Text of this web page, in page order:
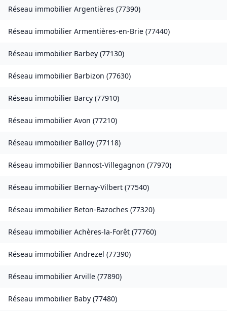
Réseau immobilier Argentières (77390)
Réseau immobilier Armentières-en-Brie (77440)
Réseau immobilier Barbey (77130)
Réseau immobilier Barbizon (77630)
Réseau immobilier Barcy (77910)
Réseau immobilier Avon (77210)
Réseau immobilier Balloy (77118)
Réseau immobilier Bannost-Villegagnon (77970)
Réseau immobilier Bernay-Vilbert (77540)
Réseau immobilier Beton-Bazoches (77320)
Réseau immobilier Achères-la-Forêt (77760)
Réseau immobilier Andrezel (77390)
Réseau immobilier Arville (77890)
Réseau immobilier Baby (77480)